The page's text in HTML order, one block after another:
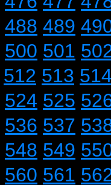
488 489
500 501
512 513
524 525
536 537
548 549
560 561